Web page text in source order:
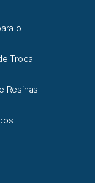
o
Troca
Resinas